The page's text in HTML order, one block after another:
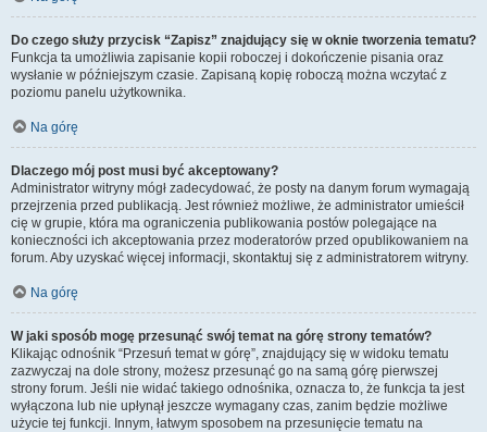
Do czego służy przycisk “Zapisz” znajdujący się w oknie tworzenia tematu?
Funkcja ta umożliwia zapisanie kopii roboczej i dokończenie pisania oraz
wysłanie w późniejszym czasie. Zapisaną kopię roboczą można wczytać z
poziomu panelu użytkownika.
Na górę
Dlaczego mój post musi być akceptowany?
Administrator witryny mógł zadecydować, że posty na danym forum wymagają
przejrzenia przed publikacją. Jest również możliwe, że administrator umieścił
cię w grupie, która ma ograniczenia publikowania postów polegające na
konieczności ich akceptowania przez moderatorów przed opublikowaniem na
forum. Aby uzyskać więcej informacji, skontaktuj się z administratorem witryny.
Na górę
W jaki sposób mogę przesunąć swój temat na górę strony tematów?
Klikając odnośnik “Przesuń temat w górę”, znajdujący się w widoku tematu
zazwyczaj na dole strony, możesz przesunąć go na samą górę pierwszej
strony forum. Jeśli nie widać takiego odnośnika, oznacza to, że funkcja ta jest
wyłączona lub nie upłynął jeszcze wymagany czas, zanim będzie możliwe
użycie tej funkcji. Innym, łatwym sposobem na przesunięcie tematu na